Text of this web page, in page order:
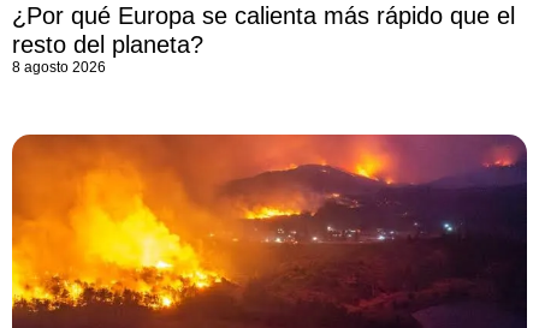
¿Por qué Europa se calienta más rápido que el
resto del planeta?
8 agosto 2026